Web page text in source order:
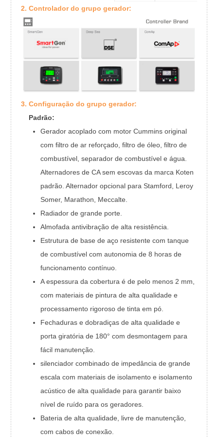
Furo
75% de potência
3.6
Marca do alternador Koten/
Dimensões
2. Controlador do grupo gerador:
3. Configuração do grupo gerador:
Padrão:
Gerador acoplado com motor Cummins original
com filtro de ar reforçado, filtro de óleo, filtro de
combustível, separador de combustível e água.
Alternadores de CA sem escovas da marca Koten
padrão. Alternador opcional para Stamford, Leroy
Somer, Marathon, Meccalte.
Radiador de grande porte.
Almofada antivibração de alta resistência.
Estrutura de base de aço resistente com tanque
de combustível com autonomia de 8 horas de
funcionamento contínuo.
A espessura da cobertura é de pelo menos 2 mm,
com materiais de pintura de alta qualidade e
processamento rigoroso de tinta em pó.
Fechaduras e dobradiças de alta qualidade e
porta giratória de 180° com desmontagem para
fácil manutenção.
silenciador combinado de impedância de grande
escala com materiais de isolamento e isolamento
acústico de alta qualidade para garantir baixo
nível de ruído para os geradores.
Bateria de alta qualidade, livre de manutenção,
com cabos de conexão.